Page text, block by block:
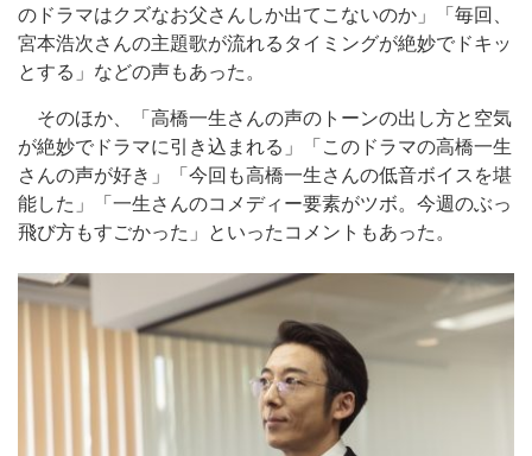
のドラマはクズなお父さんしか出てこないのか」「毎回、
宮本浩次さんの主題歌が流れるタイミングが絶妙でドキッ
とする」などの声もあった。
そのほか、「高橋一生さんの声のトーンの出し方と空気
が絶妙でドラマに引き込まれる」「このドラマの高橋一生
さんの声が好き」「今回も高橋一生さんの低音ボイスを堪
能した」「一生さんのコメディー要素がツボ。今週のぶっ
飛び方もすごかった」といったコメントもあった。